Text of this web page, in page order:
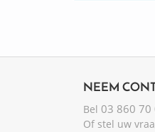
NEEM
Bel 03 860 70
Of stel uw